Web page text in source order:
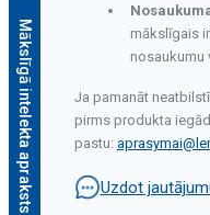
Mākslīgā intelekta apraksts
mākslīgais
nosaukumu
Ja pamanāt
pirms produkta
pastu:
Uzdot